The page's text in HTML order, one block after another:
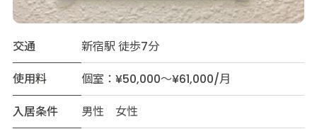
交通
新宿駅 徒歩7分
使用料
個室：¥50,000～¥61,000/月
入居条件
男性 女性